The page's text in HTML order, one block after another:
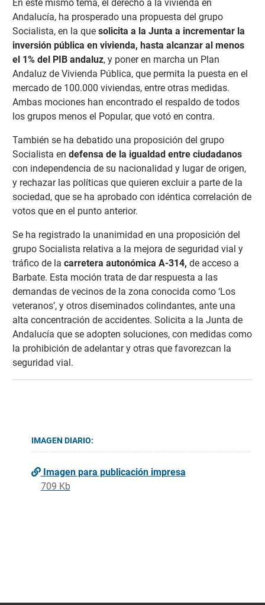
En este mismo tema, el derecho a la vivienda en
Andalucía, ha prosperado una propuesta del grupo
Socialista, en la que solicita a la Junta a incrementar la
inversión pública en vivienda, hasta alcanzar al menos
el 1% del PIB andaluz, y poner en marcha un Plan
Andaluz de Vivienda Pública, que permita la puesta en el
mercado de 100.000 viviendas, entre otras medidas.
Ambas mociones han encontrado el respaldo de todos
los grupos menos el Popular, que votó en contra.
También se ha debatido una proposición del grupo
Socialista en defensa de la igualdad entre ciudadanos
con independencia de su nacionalidad y lugar de origen,
y rechazar las políticas que quieren excluir a parte de la
sociedad, que se ha aprobado con idéntica correlación de
votos que en el punto anterior.
Se ha registrado la unanimidad en una proposición del
grupo Socialista relativa a la mejora de seguridad vial y
tráfico de la carretera autonómica A-314, de acceso a
Barbate. Esta moción trata de dar respuesta a las
demandas de vecinos de la zona conocida como ‘Los
veteranos’, y otros diseminados colindantes, ante una
alta concentración de accidentes. Solicita a la Junta de
Andalucía que se adopten soluciones, con medidas como
la prohibición de adelantar y otras que favorezcan la
seguridad vial.
IMAGEN DIARIO:
Imagen para publicación impresa
709 Kb